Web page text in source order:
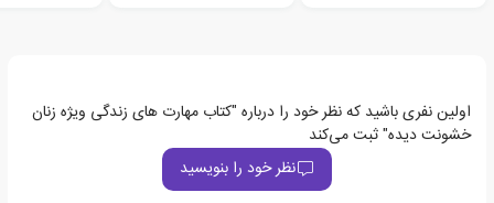
اولین نفری باشید که نظر خود را درباره "کتاب مهارت های زندگی ویژه زنان
خشونت دیده" ثبت می‌کند
نظر خود را بنویسید